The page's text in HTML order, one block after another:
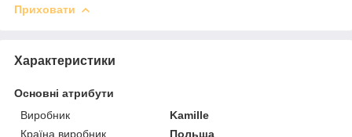
Приховати
Характеристики
Основні атрибути
Виробник
Kamille
Країна виробник
Польща